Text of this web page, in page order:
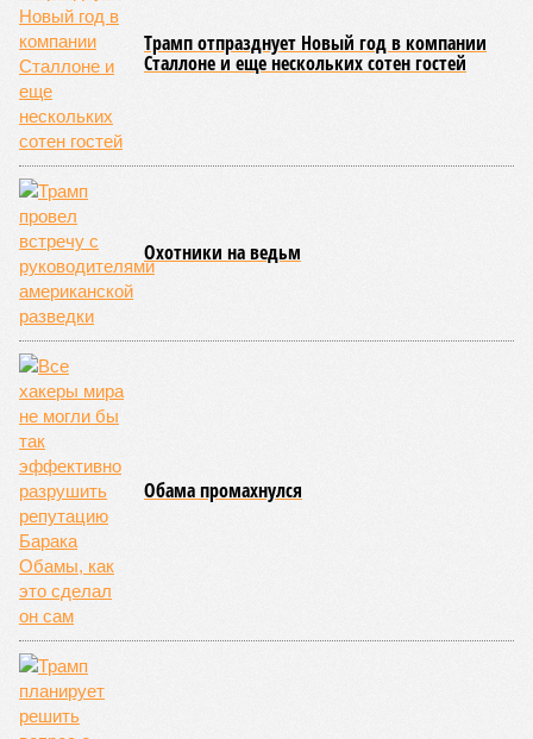
Трамп отпразднует Новый год в компании
Сталлоне и еще нескольких сотен гостей
Охотники на ведьм
Обама промахнулся